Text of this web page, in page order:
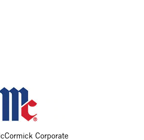
Corporate